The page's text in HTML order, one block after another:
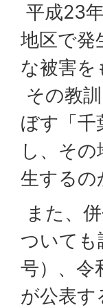
平成23
地区で発
な被害を
その教
ぼす「千
し、そ
生するの
また、
ついても
号）、令
が公表す